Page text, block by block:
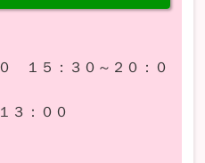
１５：３０～２０：０
３：００